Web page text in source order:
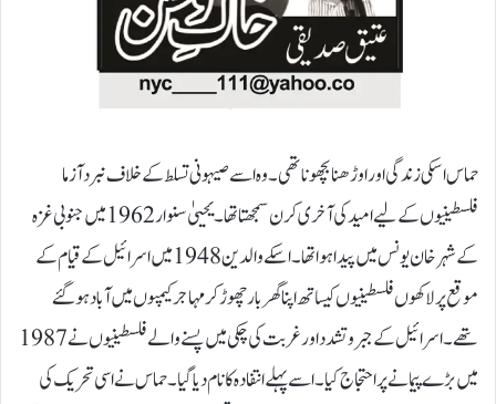
حماس اسکی زندگی اور اوڑھنا بچھونا تھی۔ وہ اسے صیہونی تسلط کے خلاف نبرد آزما
فلسطینیوں کے لیے امید کی آخری کرن سمجھتا تھا۔ یحییٰ سنوار 1962 میں جنوبی غزہ
کے شہر خان یونس میں پیدا ہوا تھا۔ اسکے والدین 1948 میں اسرائیل کے قیام کے
موقع پرلاکھوں فلسطینیوں کیساتھ اپنا گھر بار چھوڑ کر مہاجر کیمپوں میں آباد ہو گئے
تھے۔ اسرائیل کے جبر و تشدد اور غربت کی چکی میں پسنے والے فلسطینیوں نے 1987
میں بڑے پیمانے پر احتجاج کیا۔ اسے پہلے انتفادہ کا نام دیا گیا۔ حماس نے اسی تحریک کی